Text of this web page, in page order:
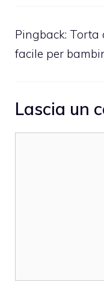
Pingback: Torta
facile per
Lascia un